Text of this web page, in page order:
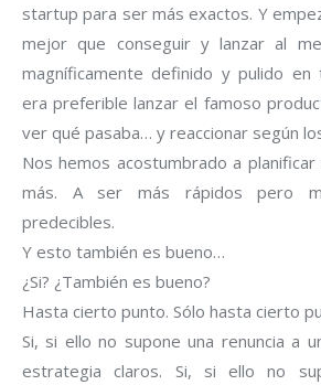
startup para ser más exactos. Y
mejor que conseguir y lanzar al
magníficamente definido y pulido
era preferible lanzar el famoso
ver qué pasaba… y reaccionar según
Nos hemos acostumbrado a
más. A ser más rápidos pero
predecibles.
Y esto también es bueno…
¿Si? ¿También es bueno?
Hasta cierto punto. Sólo hasta cierto
Si, si ello no supone una renuncia a
estrategia claros. Si, si ello no